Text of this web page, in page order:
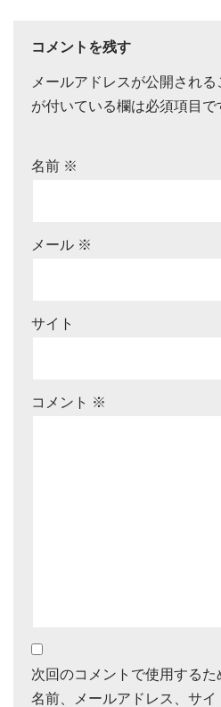
コメントを残す
メールアドレスが公開される
が付いている欄は必須項目で
名前 ※
メール ※
サイト
コメント ※
次回のコメントで使用する
名前、メールアドレス、サイ